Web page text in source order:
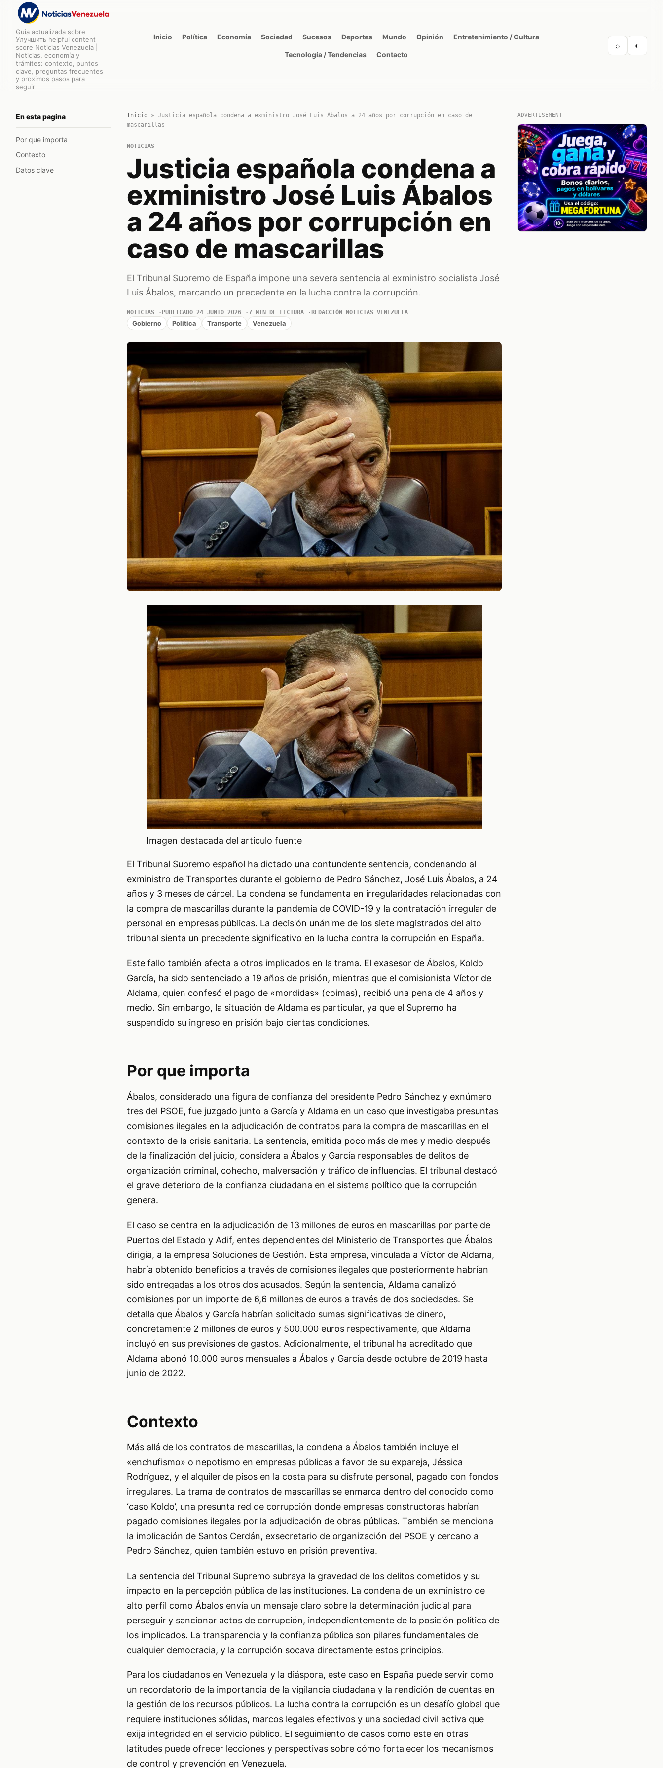
Guia actualizada sobre
Улучшить helpful content
score Noticias Venezuela |
Noticias, economía y
trámites: contexto, puntos
clave, preguntas frecuentes
y proximos pasos para
seguir
Inicio Política Economía Sociedad Sucesos Deportes Mundo Opinión Entretenimiento / Cultura
Tecnología / Tendencias Contacto
⌕ ◐
En esta pagina
Por que importa
Contexto
Datos clave
Inicio» Justicia española condena a exministro José Luis Ábalos a 24 años por corrupción en caso de
mascarillas
NOTICIAS
Justicia española condena a
exministro José Luis Ábalos
a 24 años por corrupción en
caso de mascarillas
El Tribunal Supremo de España impone una severa sentencia al exministro socialista José
Luis Ábalos, marcando un precedente en la lucha contra la corrupción.
NOTICIAS PUBLICADO 24 JUNIO 2026 7 MIN DE LECTURA REDACCIÓN NOTICIAS VENEZUELA
Gobierno Politica Transporte Venezuela
Imagen destacada del articulo fuente
El Tribunal Supremo español ha dictado una contundente sentencia, condenando al
exministro de Transportes durante el gobierno de Pedro Sánchez, José Luis Ábalos, a 24
años y 3 meses de cárcel. La condena se fundamenta en irregularidades relacionadas con
la compra de mascarillas durante la pandemia de COVID-19 y la contratación irregular de
personal en empresas públicas. La decisión unánime de los siete magistrados del alto
tribunal sienta un precedente significativo en la lucha contra la corrupción en España.
Este fallo también afecta a otros implicados en la trama. El exasesor de Ábalos, Koldo
García, ha sido sentenciado a 19 años de prisión, mientras que el comisionista Víctor de
Aldama, quien confesó el pago de «mordidas» (coimas), recibió una pena de 4 años y
medio. Sin embargo, la situación de Aldama es particular, ya que el Supremo ha
suspendido su ingreso en prisión bajo ciertas condiciones.
Por que importa
Ábalos, considerado una figura de confianza del presidente Pedro Sánchez y exnúmero
tres del PSOE, fue juzgado junto a García y Aldama en un caso que investigaba presuntas
comisiones ilegales en la adjudicación de contratos para la compra de mascarillas en el
contexto de la crisis sanitaria. La sentencia, emitida poco más de mes y medio después
de la finalización del juicio, considera a Ábalos y García responsables de delitos de
organización criminal, cohecho, malversación y tráfico de influencias. El tribunal destacó
el grave deterioro de la confianza ciudadana en el sistema político que la corrupción
genera.
El caso se centra en la adjudicación de 13 millones de euros en mascarillas por parte de
Puertos del Estado y Adif, entes dependientes del Ministerio de Transportes que Ábalos
dirigía, a la empresa Soluciones de Gestión. Esta empresa, vinculada a Víctor de Aldama,
habría obtenido beneficios a través de comisiones ilegales que posteriormente habrían
sido entregadas a los otros dos acusados. Según la sentencia, Aldama canalizó
comisiones por un importe de 6,6 millones de euros a través de dos sociedades. Se
detalla que Ábalos y García habrían solicitado sumas significativas de dinero,
concretamente 2 millones de euros y 500.000 euros respectivamente, que Aldama
incluyó en sus previsiones de gastos. Adicionalmente, el tribunal ha acreditado que
Aldama abonó 10.000 euros mensuales a Ábalos y García desde octubre de 2019 hasta
junio de 2022.
Contexto
Más allá de los contratos de mascarillas, la condena a Ábalos también incluye el
«enchufismo» o nepotismo en empresas públicas a favor de su expareja, Jéssica
Rodríguez, y el alquiler de pisos en la costa para su disfrute personal, pagado con fondos
irregulares. La trama de contratos de mascarillas se enmarca dentro del conocido como
‘caso Koldo’, una presunta red de corrupción donde empresas constructoras habrían
pagado comisiones ilegales por la adjudicación de obras públicas. También se menciona
la implicación de Santos Cerdán, exsecretario de organización del PSOE y cercano a
Pedro Sánchez, quien también estuvo en prisión preventiva.
La sentencia del Tribunal Supremo subraya la gravedad de los delitos cometidos y su
impacto en la percepción pública de las instituciones. La condena de un exministro de
alto perfil como Ábalos envía un mensaje claro sobre la determinación judicial para
perseguir y sancionar actos de corrupción, independientemente de la posición política de
los implicados. La transparencia y la confianza pública son pilares fundamentales de
cualquier democracia, y la corrupción socava directamente estos principios.
Para los ciudadanos en Venezuela y la diáspora, este caso en España puede servir como
un recordatorio de la importancia de la vigilancia ciudadana y la rendición de cuentas en
la gestión de los recursos públicos. La lucha contra la corrupción es un desafío global que
requiere instituciones sólidas, marcos legales efectivos y una sociedad civil activa que
exija integridad en el servicio público. El seguimiento de casos como este en otras
latitudes puede ofrecer lecciones y perspectivas sobre cómo fortalecer los mecanismos
de control y prevención en Venezuela.
ADVERTISEMENT